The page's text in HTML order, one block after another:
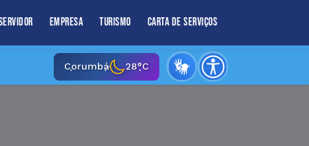
Empresa Turismo Carta de Serviços
Corumbá 28°C